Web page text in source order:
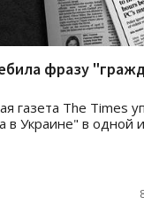
фразу
газета The Times
в Украине" в одной